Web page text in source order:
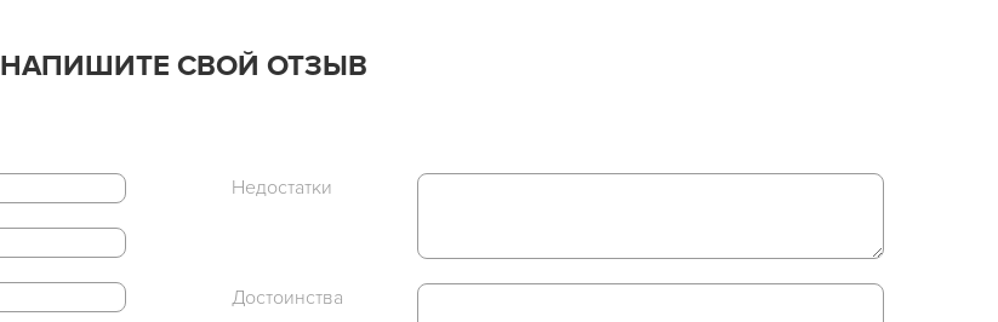
НАПИШИТЕ СВОЙ ОТЗЫВ
Недостатки
Достоинства